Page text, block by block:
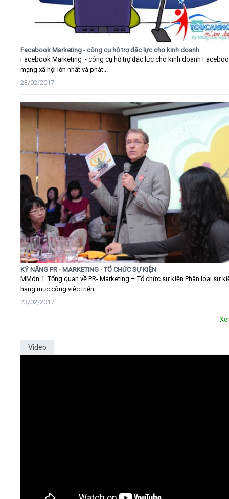
Facebook Marketing - công cụ hỗ trợ đắc lực cho kinh doanh
Facebook Marketing - công cụ hỗ trợ đắc lực cho kinh doanh
mạng xã hội lớn nhất và phát...
23/02/2017
KỸ NĂNG PR - MARKETING - TỔ CHỨC SỰ KIỆN
MMôn 1: Tổng quan về PR- Marketing – Tổ chức sự kiện Phân loại sự
hạng mục công việc triển...
23/02/2017
Video